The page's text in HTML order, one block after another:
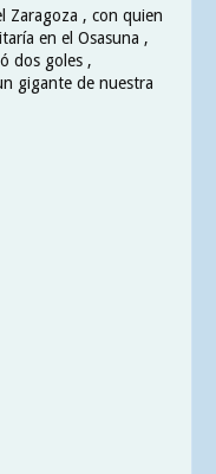
Zaragoza , con quien
en el Osasuna ,
dos goles ,
gigante de nuestra